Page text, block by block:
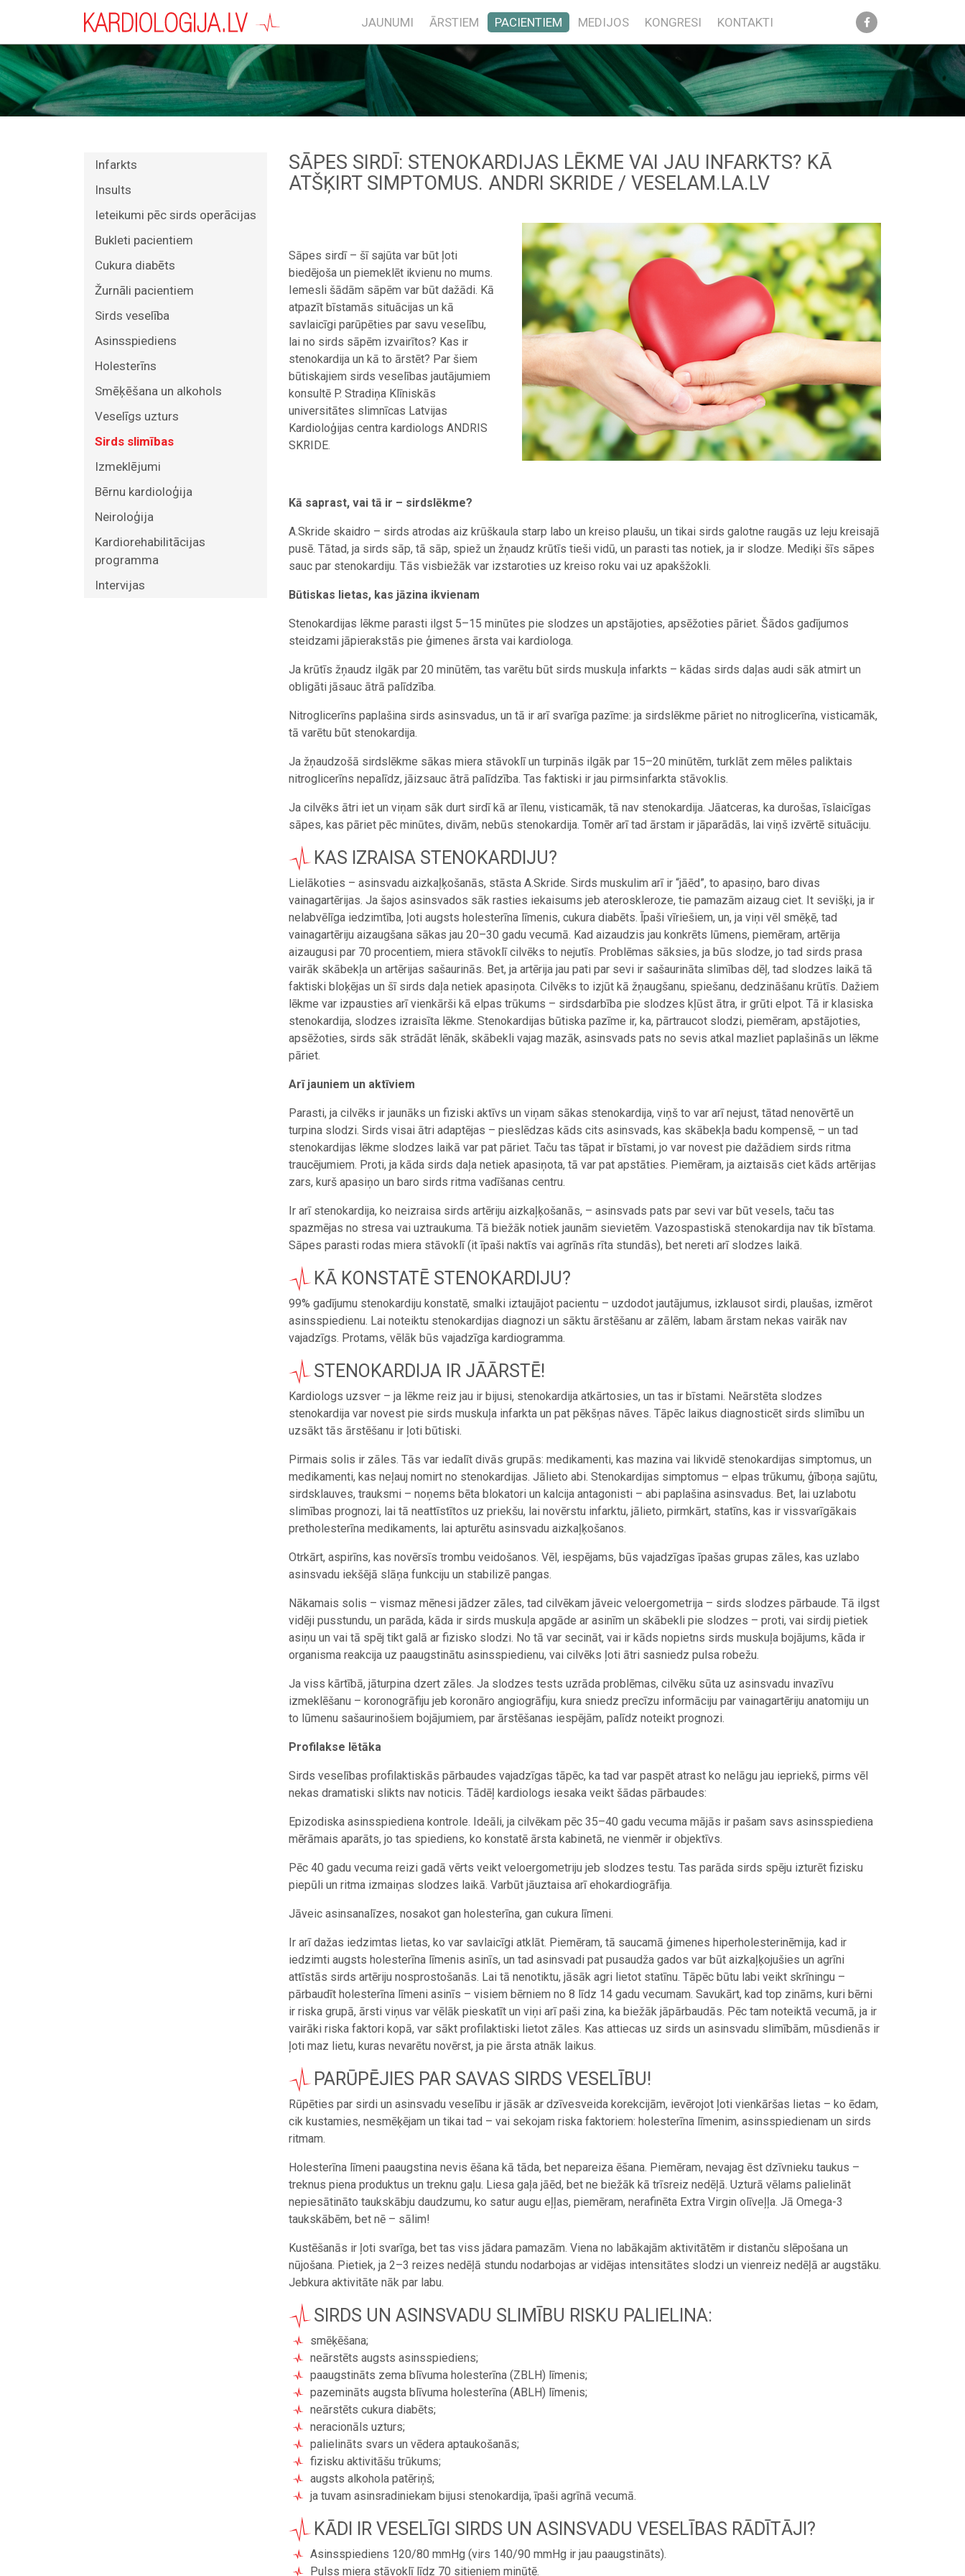
JAUNUMI ĀRSTIEM PACIENTIEM MEDIJOS KONGRESI KONTAKTI
Infarkts
Insults
Ieteikumi pēc sirds operācijas
Bukleti pacientiem
Cukura diabēts
Žurnāli pacientiem
Sirds veselība
Asinsspiediens
Holesterīns
Smēķēšana un alkohols
Veselīgs uzturs
Sirds slimības
Izmeklējumi
Bērnu kardioloģija
Neiroloģija
Kardiorehabilitācijas
programma
Intervijas
SĀPES SIRDĪ: STENOKARDIJAS LĒKME VAI JAU INFARKTS? KĀ
ATŠĶIRT SIMPTOMUS. ANDRI SKRIDE / VESELAM.LA.LV
Sāpes sirdī – šī sajūta var būt ļoti
biedējoša un piemeklēt ikvienu no mums.
Iemesli šādām sāpēm var būt dažādi. Kā
atpazīt bīstamās situācijas un kā
savlaicīgi parūpēties par savu veselību,
lai no sirds sāpēm izvairītos? Kas ir
stenokardija un kā to ārstēt? Par šiem
būtiskajiem sirds veselības jautājumiem
konsultē P. Stradiņa Klīniskās
universitātes slimnīcas Latvijas
Kardioloģijas centra kardiologs ANDRIS
SKRIDE.
Kā saprast, vai tā ir – sirdslēkme?
A.Skride skaidro – sirds atrodas aiz krūškaula starp labo un kreiso plaušu, un tikai sirds galotne raugās uz leju kreisajā
pusē. Tātad, ja sirds sāp, tā sāp, spiež un žņaudz krūtīs tieši vidū, un parasti tas notiek, ja ir slodze. Mediķi šīs sāpes
sauc par stenokardiju. Tās visbiežāk var izstaroties uz kreiso roku vai uz apakšžokli.
Būtiskas lietas, kas jāzina ikvienam
Stenokardijas lēkme parasti ilgst 5–15 minūtes pie slodzes un apstājoties, apsēžoties pāriet. Šādos gadījumos
steidzami jāpierakstās pie ģimenes ārsta vai kardiologa.
Ja krūtīs žņaudz ilgāk par 20 minūtēm, tas varētu būt sirds muskuļa infarkts – kādas sirds daļas audi sāk atmirt un
obligāti jāsauc ātrā palīdzība.
Nitroglicerīns paplašina sirds asinsvadus, un tā ir arī svarīga pazīme: ja sirdslēkme pāriet no nitroglicerīna, visticamāk,
tā varētu būt stenokardija.
Ja žņaudzošā sirdslēkme sākas miera stāvoklī un turpinās ilgāk par 15–20 minūtēm, turklāt zem mēles paliktais
nitroglicerīns nepalīdz, jāizsauc ātrā palīdzība. Tas faktiski ir jau pirmsinfarkta stāvoklis.
Ja cilvēks ātri iet un viņam sāk durt sirdī kā ar īlenu, visticamāk, tā nav stenokardija. Jāatceras, ka durošas, īslaicīgas
sāpes, kas pāriet pēc minūtes, divām, nebūs stenokardija. Tomēr arī tad ārstam ir jāparādās, lai viņš izvērtē situāciju.
KAS IZRAISA STENOKARDIJU?
Lielākoties – asinsvadu aizkaļķošanās, stāsta A.Skride. Sirds muskulim arī ir “jāēd”, to apasiņo, baro divas
vainagartērijas. Ja šajos asinsvados sāk rasties iekaisums jeb ateroskleroze, tie pamazām aizaug ciet. It sevišķi, ja ir
nelabvēlīga iedzimtība, ļoti augsts holesterīna līmenis, cukura diabēts. Īpaši vīriešiem, un, ja viņi vēl smēķē, tad
vainagartēriju aizaugšana sākas jau 20–30 gadu vecumā. Kad aizaudzis jau konkrēts lūmens, piemēram, artērija
aizaugusi par 70 procentiem, miera stāvoklī cilvēks to nejutīs. Problēmas sāksies, ja būs slodze, jo tad sirds prasa
vairāk skābekļa un artērijas sašaurinās. Bet, ja artērija jau pati par sevi ir sašaurināta slimības dēļ, tad slodzes laikā tā
faktiski bloķējas un šī sirds daļa netiek apasiņota. Cilvēks to izjūt kā žņaugšanu, spiešanu, dedzināšanu krūtīs. Dažiem
lēkme var izpausties arī vienkārši kā elpas trūkums – sirdsdarbība pie slodzes kļūst ātra, ir grūti elpot. Tā ir klasiska
stenokardija, slodzes izraisīta lēkme. Stenokardijas būtiska pazīme ir, ka, pārtraucot slodzi, piemēram, apstājoties,
apsēžoties, sirds sāk strādāt lēnāk, skābekli vajag mazāk, asinsvads pats no sevis atkal mazliet paplašinās un lēkme
pāriet.
Arī jauniem un aktīviem
Parasti, ja cilvēks ir jaunāks un fiziski aktīvs un viņam sākas stenokardija, viņš to var arī nejust, tātad nenovērtē un
turpina slodzi. Sirds visai ātri adaptējas – pieslēdzas kāds cits asinsvads, kas skābekļa badu kompensē, – un tad
stenokardijas lēkme slodzes laikā var pat pāriet. Taču tas tāpat ir bīstami, jo var novest pie dažādiem sirds ritma
traucējumiem. Proti, ja kāda sirds daļa netiek apasiņota, tā var pat apstāties. Piemēram, ja aiztaisās ciet kāds artērijas
zars, kurš apasiņo un baro sirds ritma vadīšanas centru.
Ir arī stenokardija, ko neizraisa sirds artēriju aizkaļķošanās, – asinsvads pats par sevi var būt vesels, taču tas
spazmējas no stresa vai uztraukuma. Tā biežāk notiek jaunām sievietēm. Vazospastiskā stenokardija nav tik bīstama.
Sāpes parasti rodas miera stāvoklī (it īpaši naktīs vai agrīnās rīta stundās), bet nereti arī slodzes laikā.
KĀ KONSTATĒ STENOKARDIJU?
99% gadījumu stenokardiju konstatē, smalki iztaujājot pacientu – uzdodot jautājumus, izklausot sirdi, plaušas, izmērot
asinsspiedienu. Lai noteiktu stenokardijas diagnozi un sāktu ārstēšanu ar zālēm, labam ārstam nekas vairāk nav
vajadzīgs. Protams, vēlāk būs vajadzīga kardiogramma.
STENOKARDIJA IR JĀĀRSTĒ!
Kardiologs uzsver – ja lēkme reiz jau ir bijusi, stenokardija atkārtosies, un tas ir bīstami. Neārstēta slodzes
stenokardija var novest pie sirds muskuļa infarkta un pat pēkšņas nāves. Tāpēc laikus diagnosticēt sirds slimību un
uzsākt tās ārstēšanu ir ļoti būtiski.
Pirmais solis ir zāles. Tās var iedalīt divās grupās: medikamenti, kas mazina vai likvidē stenokardijas simptomus, un
medikamenti, kas neļauj nomirt no stenokardijas. Jālieto abi. Stenokardijas simptomus – elpas trūkumu, ģīboņa sajūtu,
sirdsklauves, trauksmi – noņems bēta blokatori un kalcija antagonisti – abi paplašina asinsvadus. Bet, lai uzlabotu
slimības prognozi, lai tā neattīstītos uz priekšu, lai novērstu infarktu, jālieto, pirmkārt, statīns, kas ir vissvarīgākais
pretholesterīna medikaments, lai apturētu asinsvadu aizkaļķošanos.
Otrkārt, aspirīns, kas novērsīs trombu veidošanos. Vēl, iespējams, būs vajadzīgas īpašas grupas zāles, kas uzlabo
asinsvadu iekšējā slāņa funkciju un stabilizē pangas.
Nākamais solis – vismaz mēnesi jādzer zāles, tad cilvēkam jāveic veloergometrija – sirds slodzes pārbaude. Tā ilgst
vidēji pusstundu, un parāda, kāda ir sirds muskuļa apgāde ar asinīm un skābekli pie slodzes – proti, vai sirdij pietiek
asiņu un vai tā spēj tikt galā ar fizisko slodzi. No tā var secināt, vai ir kāds nopietns sirds muskuļa bojājums, kāda ir
organisma reakcija uz paaugstinātu asinsspiedienu, vai cilvēks ļoti ātri sasniedz pulsa robežu.
Ja viss kārtībā, jāturpina dzert zāles. Ja slodzes tests uzrāda problēmas, cilvēku sūta uz asinsvadu invazīvu
izmeklēšanu – koronogrāfiju jeb koronāro angiogrāfiju, kura sniedz precīzu informāciju par vainagartēriju anatomiju un
to lūmenu sašaurinošiem bojājumiem, par ārstēšanas iespējām, palīdz noteikt prognozi.
Profilakse lētāka
Sirds veselības profilaktiskās pārbaudes vajadzīgas tāpēc, ka tad var paspēt atrast ko nelāgu jau iepriekš, pirms vēl
nekas dramatiski slikts nav noticis. Tādēļ kardiologs iesaka veikt šādas pārbaudes:
Epizodiska asinsspiediena kontrole. Ideāli, ja cilvēkam pēc 35–40 gadu vecuma mājās ir pašam savs asinsspiediena
mērāmais aparāts, jo tas spiediens, ko konstatē ārsta kabinetā, ne vienmēr ir objektīvs.
Pēc 40 gadu vecuma reizi gadā vērts veikt veloergometriju jeb slodzes testu. Tas parāda sirds spēju izturēt fizisku
piepūli un ritma izmaiņas slodzes laikā. Varbūt jāuztaisa arī ehokardiogrāfija.
Jāveic asinsanalīzes, nosakot gan holesterīna, gan cukura līmeni.
Ir arī dažas iedzimtas lietas, ko var savlaicīgi atklāt. Piemēram, tā saucamā ģimenes hiperholesterinēmija, kad ir
iedzimti augsts holesterīna līmenis asinīs, un tad asinsvadi pat pusaudža gados var būt aizkaļķojušies un agrīni
attīstās sirds artēriju nosprostošanās. Lai tā nenotiktu, jāsāk agri lietot statīnu. Tāpēc būtu labi veikt skrīningu –
pārbaudīt holesterīna līmeni asinīs – visiem bērniem no 8 līdz 14 gadu vecumam. Savukārt, kad top zināms, kuri bērni
ir riska grupā, ārsti viņus var vēlāk pieskatīt un viņi arī paši zina, ka biežāk jāpārbaudās. Pēc tam noteiktā vecumā, ja ir
vairāki riska faktori kopā, var sākt profilaktiski lietot zāles. Kas attiecas uz sirds un asinsvadu slimībām, mūsdienās ir
ļoti maz lietu, kuras nevarētu novērst, ja pie ārsta atnāk laikus.
PARŪPĒJIES PAR SAVAS SIRDS VESELĪBU!
Rūpēties par sirdi un asinsvadu veselību ir jāsāk ar dzīvesveida korekcijām, ievērojot ļoti vienkāršas lietas – ko ēdam,
cik kustamies, nesmēķējam un tikai tad – vai sekojam riska faktoriem: holesterīna līmenim, asinsspiedienam un sirds
ritmam.
Holesterīna līmeni paaugstina nevis ēšana kā tāda, bet nepareiza ēšana. Piemēram, nevajag ēst dzīvnieku taukus –
treknus piena produktus un treknu gaļu. Liesa gaļa jāēd, bet ne biežāk kā trīsreiz nedēļā. Uzturā vēlams palielināt
nepiesātināto taukskābju daudzumu, ko satur augu eļļas, piemēram, nerafinēta Extra Virgin olīveļļa. Jā Omega-3
taukskābēm, bet nē – sālim!
Kustēšanās ir ļoti svarīga, bet tas viss jādara pamazām. Viena no labākajām aktivitātēm ir distanču slēpošana un
nūjošana. Pietiek, ja 2–3 reizes nedēļā stundu nodarbojas ar vidējas intensitātes slodzi un vienreiz nedēļā ar augstāku.
Jebkura aktivitāte nāk par labu.
SIRDS UN ASINSVADU SLIMĪBU RISKU PALIELINA:
smēķēšana;
neārstēts augsts asinsspiediens;
paaugstināts zema blīvuma holesterīna (ZBLH) līmenis;
pazemināts augsta blīvuma holesterīna (ABLH) līmenis;
neārstēts cukura diabēts;
neracionāls uzturs;
palielināts svars un vēdera aptaukošanās;
fizisku aktivitāšu trūkums;
augsts alkohola patēriņš;
ja tuvam asinsradiniekam bijusi stenokardija, īpaši agrīnā vecumā.
KĀDI IR VESELĪGI SIRDS UN ASINSVADU VESELĪBAS RĀDĪTĀJI?
Asinsspiediens 120/80 mmHg (virs 140/90 mmHg ir jau paaugstināts).
Pulss miera stāvoklī līdz 70 sitieniem minūtē.